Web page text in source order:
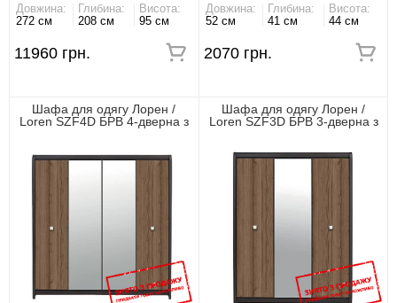
Довжина:
272 см
Глибина:
208 см
Висота:
95 см
11960 грн.
Довжина:
52 см
Глибина:
41 см
Висота:
44 см
2070 грн.
Шафа для одягу Лорен /
Loren SZF4D БРВ 4-дверна з
Шафа для одягу Лорен /
Loren SZF3D БРВ 3-дверна з